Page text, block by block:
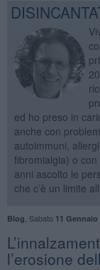
ed ho preso in
anche con
autoimmuni,
fibromialgia) o
anni ascolto le
che c’è un limite
Blog Sabato 11 Gennaio
l’erosione